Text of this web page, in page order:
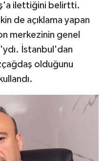
ilettiğini belirtti.
de açıklama yapan
merkezinin genel
İstanbul'dan
olduğunu